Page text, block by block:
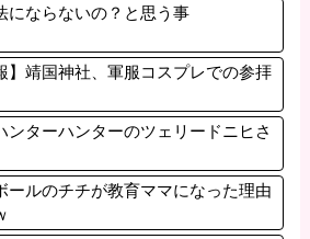
にならないの？と思う事
】靖国神社、軍服コスプレでの参拝
ンターハンターのツェリードニヒさ
ールのチチが教育ママになった理由